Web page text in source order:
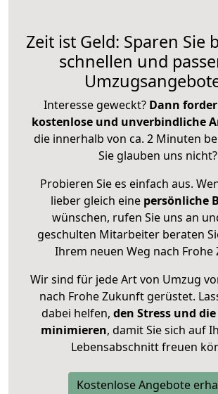
Zeit ist Geld: Sparen Sie
schnellen und
Interesse geweckt? Dann
kostenlose und unverbindliche
die innerhalb von ca. 2 Minuten
Sie glauben uns nicht?
Probieren Sie es einfach aus.
lieber gleich eine persönliche
wünschen, rufen Sie uns an
geschulten Mitarbeiter beraten
Ihrem neuen Weg nach Frohe
Wir sind für jede Art von Umzug
nach Frohe Zukunft gerüstet.
dabei helfen, den Stress und
minimieren, damit Sie sich auf
Lebensabschnitt freuen
Kostenlose Angebote